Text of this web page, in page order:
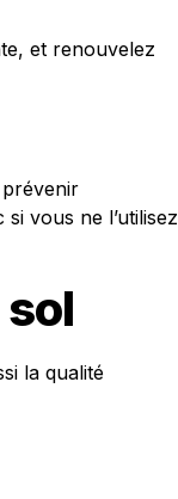
et renouvelez
vous ne l’utilisez
la qualité